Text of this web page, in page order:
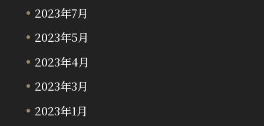
2023年7月
2023年5月
2023年4月
2023年3月
2023年1月